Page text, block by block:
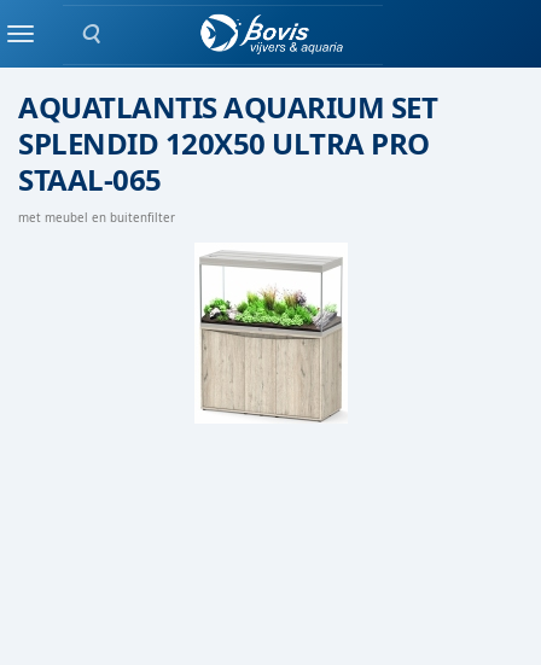
Zoeken
MenuAquatlantis
AQUATLANTIS AQUARIUM SET
SPLENDID 120X50 ULTRA PRO
STAAL-065
met meubel en buitenfilter